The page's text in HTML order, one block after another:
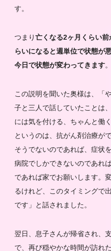
す。
つまり亡くなる2ヶ月くらい
らいになると週単位で状態が
今日で状態が変わってきます。
この説明を聞いた奥様は、「
子と三人で話していたことは
には気を付ける、ちゃんと働
というのは、抗がん剤治療が
そうでないのであれば、症状
病院でしかできないのであれ
であれば家でお願いします。
るけれど、このタイミングで
です」と話されました。
翌日、息子さんが帰省され、
で、再び穏やかな時間が訪